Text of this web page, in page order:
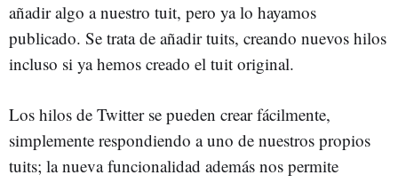
añadir algo a nuestro tuit, pero ya lo hayamos
publicado. Se trata de añadir tuits, creando nuevos hilos
incluso si ya hemos creado el tuit original.
Los hilos de Twitter se pueden crear fácilmente,
simplemente respondiendo a uno de nuestros propios
tuits; la nueva funcionalidad además nos permite